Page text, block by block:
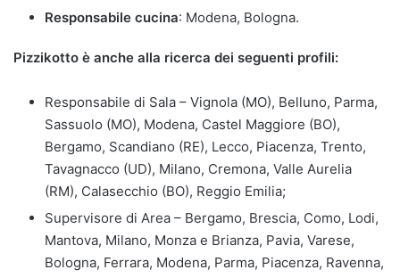
Responsabile cucina: Modena, Bologna.
Pizzikotto è anche alla ricerca dei seguenti profili:
Responsabile di Sala – Vignola (MO), Belluno, Parma,
Sassuolo (MO), Modena, Castel Maggiore (BO),
Bergamo, Scandiano (RE), Lecco, Piacenza, Trento,
Tavagnacco (UD), Milano, Cremona, Valle Aurelia
(RM), Calasecchio (BO), Reggio Emilia;
Supervisore di Area – Bergamo, Brescia, Como, Lodi,
Mantova, Milano, Monza e Brianza, Pavia, Varese,
Bologna, Ferrara, Modena, Parma, Piacenza, Ravenna,